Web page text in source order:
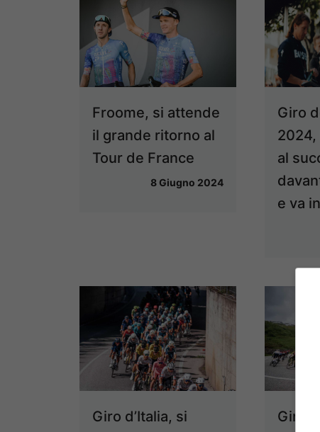
Froome, si attende
il grande ritorno al
Tour de France
8 Giugno 2024
Giro
2024,
al
e va
Giro d’Italia, si
Giro